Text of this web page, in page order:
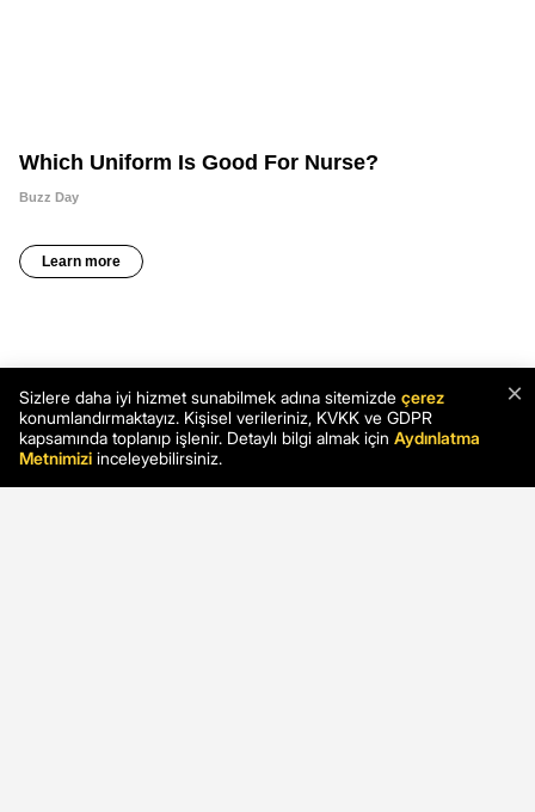
×
Sizlere daha iyi hizmet sunabilmek adına sitemizde çerez
konumlandırmaktayız. Kişisel verileriniz, KVKK ve GDPR
kapsamında toplanıp işlenir. Detaylı bilgi almak için Aydınlatma
Metnimizi inceleyebilirsiniz.